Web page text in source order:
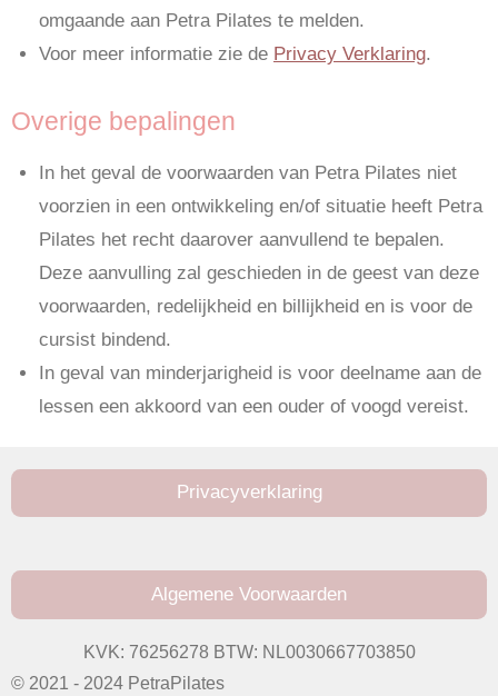
omgaande aan Petra Pilates te melden.
Voor meer informatie zie de Privacy Verklaring.
Overige bepalingen
In het geval de voorwaarden van Petra Pilates niet
voorzien in een ontwikkeling en/of situatie heeft Petra
Pilates het recht daarover aanvullend te bepalen.
Deze aanvulling zal geschieden in de geest van deze
voorwaarden, redelijkheid en billijkheid en is voor de
cursist bindend.
In geval van minderjarigheid is voor deelname aan de
lessen een akkoord van een ouder of voogd vereist.
Privacyverklaring
Algemene Voorwaarden
KVK: 76256278 BTW: NL0030667703850
© 2021 - 2024 PetraPilates